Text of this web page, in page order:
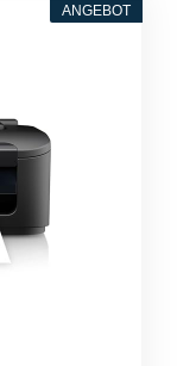
ANGEBOT